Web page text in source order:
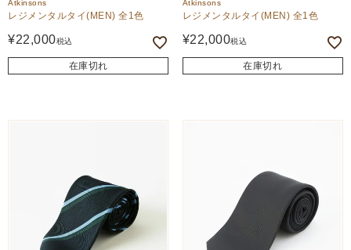
Atkinsons
レジメンタルタイ(MEN) 全1色
¥22,000税込
在庫切れ
Atkinsons
レジメンタルタイ(MEN) 全1色
¥22,000税込
在庫切れ